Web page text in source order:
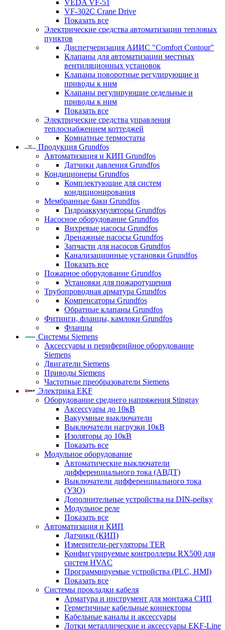
VEDA VF-51
VF-302C Crane Drive
Показать все
Электрические средства автоматизации тепловых
пунктов
Диспетчеризация АИИС "Comfort Contour"
Клапаны для автоматизации местных
вентиляционных установок
Клапаны поворотные регулирующие и
приводы к ним
Клапаны регулирующие седельные и
приводы к ним
Показать все
Электрические средства управления
теплоснабжением коттеджей
Комнатные термостаты
Продукция Grundfos
Автоматизация и КИП Grundfos
Датчики давления Grundfos
Кондиционеры Grundfos
Комплектующие для систем
кондиционирования
Мембранные баки Grundfos
Гидроаккумуляторы Grundfos
Насосное оборудование Grundfos
Вихревые насосы Grundfos
Дренажные насосы Grundfos
Запчасти для насосов Grundfos
Канализационные установки Grundfos
Показать все
Пожарное оборудование Grundfos
Установки для пожаротушения
Трубопроводная арматура Grundfos
Компенсаторы Grundfos
Обратные клапаны Grundfos
Фитинги, фланцы, камлоки Grundfos
Фланцы
Системы Siemens
Аксессуары и периферийное оборудование
Siemens
Двигатели Siemens
Приводы Siemens
Частотные преобразователи Siemens
Электрика EKF
Оборудование среднего напряжения Stingray
Аксессуары до 10кВ
Вакуумные выключатели
Выключатели нагрузки 10кВ
Изоляторы до 10кВ
Показать все
Модульное оборудование
Автоматические выключатели
дифференциального тока (АВДТ)
Выключатели дифференциального тока
(УЗО)
Дополнительные устройства на DIN-рейку
Модульное реле
Показать все
Автоматизация и КИП
Датчики (КИП)
Измерители-регуляторы TER
Конфигурируемые контроллеры RX500 для
систем HVAC
Программируемые устройства (PLC, HMI)
Показать все
Системы прокладки кабеля
Арматура и инструмент для монтажа СИП
Герметичные кабельные коннекторы
Кабельные каналы и аксессуары
Лотки металлические и аксессуары EKF-Line